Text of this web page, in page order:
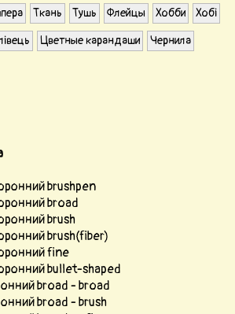
Ткань Тушь Флейцы Хобби Хобі
Цветные карандаши Чернила
brushpen
broad
brush
brush(fiber)
fine
bullet-shaped
broad - broad
broad - brush